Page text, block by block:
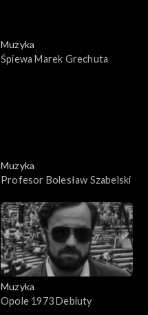
Muzyka
Śpiewa Marek Grechuta
Muzyka
Profesor Bolesław Szabelski
Muzyka
Opole 1973 Debiuty